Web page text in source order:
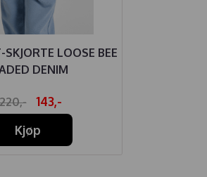
LOOSE BEE
DENIM
143,-
Kjøp